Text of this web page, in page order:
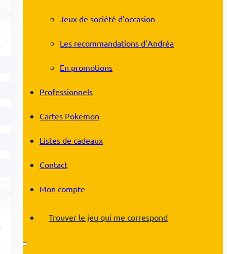
Jeux de société d’occasion
Les recommandations d’Andréa
En promotions
Professionnels
Cartes Pokemon
Listes de cadeaux
Contact
Mon compte
Trouver le jeu qui me correspond